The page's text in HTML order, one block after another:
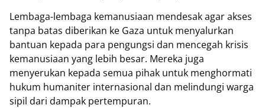
Lembaga-lembaga kemanusiaan mendesak agar akses
tanpa batas diberikan ke Gaza untuk menyalurkan
bantuan kepada para pengungsi dan mencegah krisis
kemanusiaan yang lebih besar. Mereka juga
menyerukan kepada semua pihak untuk menghormati
hukum humaniter internasional dan melindungi warga
sipil dari dampak pertempuran.